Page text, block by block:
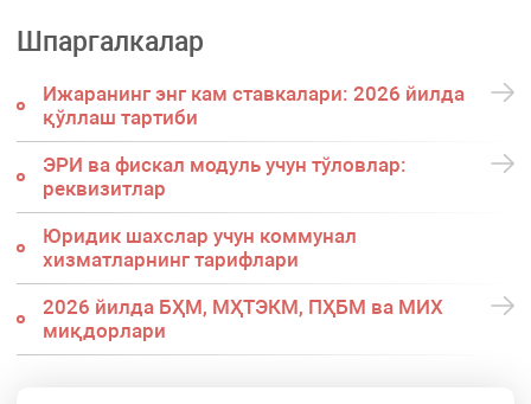
Шпаргалкалар
Ижаранинг энг кам ставкалари: 2026 йилда
қўллаш тартиби
ЭРИ ва фискал модуль учун тўловлар:
реквизитлар
Юридик шахслар учун коммунал
хизматларнинг тарифлари
2026 йилда БҲМ, МҲТЭКМ, ПҲБМ ва МИХ
миқдорлари